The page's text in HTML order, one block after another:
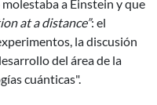
a Einstein y que
at a distance”: el
la discusión
del área de la
cuánticas".